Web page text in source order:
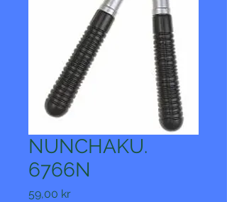
NUNCHAKU.
6766N
59,00 krPris